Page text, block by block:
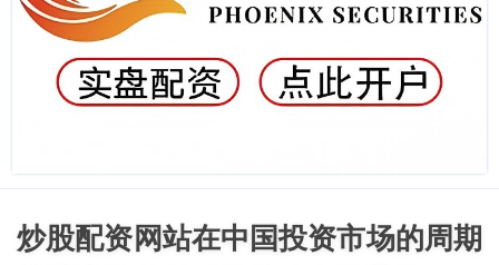
炒股配资网站在中国投资市场的周期